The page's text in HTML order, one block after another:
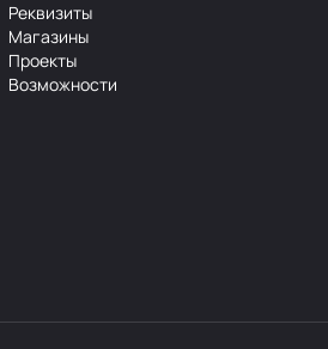
Реквизиты
Магазины
Проекты
Возможности